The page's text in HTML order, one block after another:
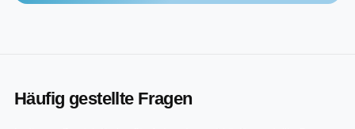
Häufig gestellte Fragen